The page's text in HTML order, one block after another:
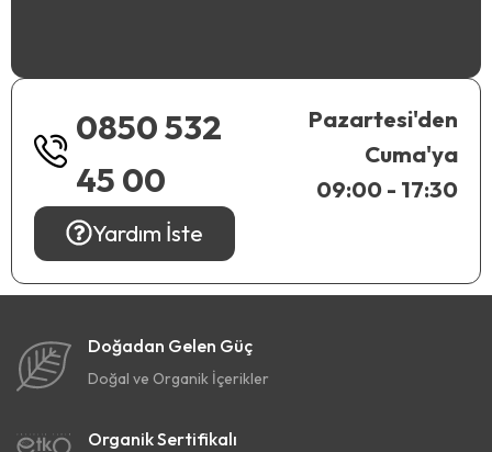
0850 532
45 00
Yardım İste
Pazartesi'den
Cuma'ya
09:00 - 17:30
Doğadan Gelen Güç
Doğal ve Organik İçerikler
Organik Sertifikalı